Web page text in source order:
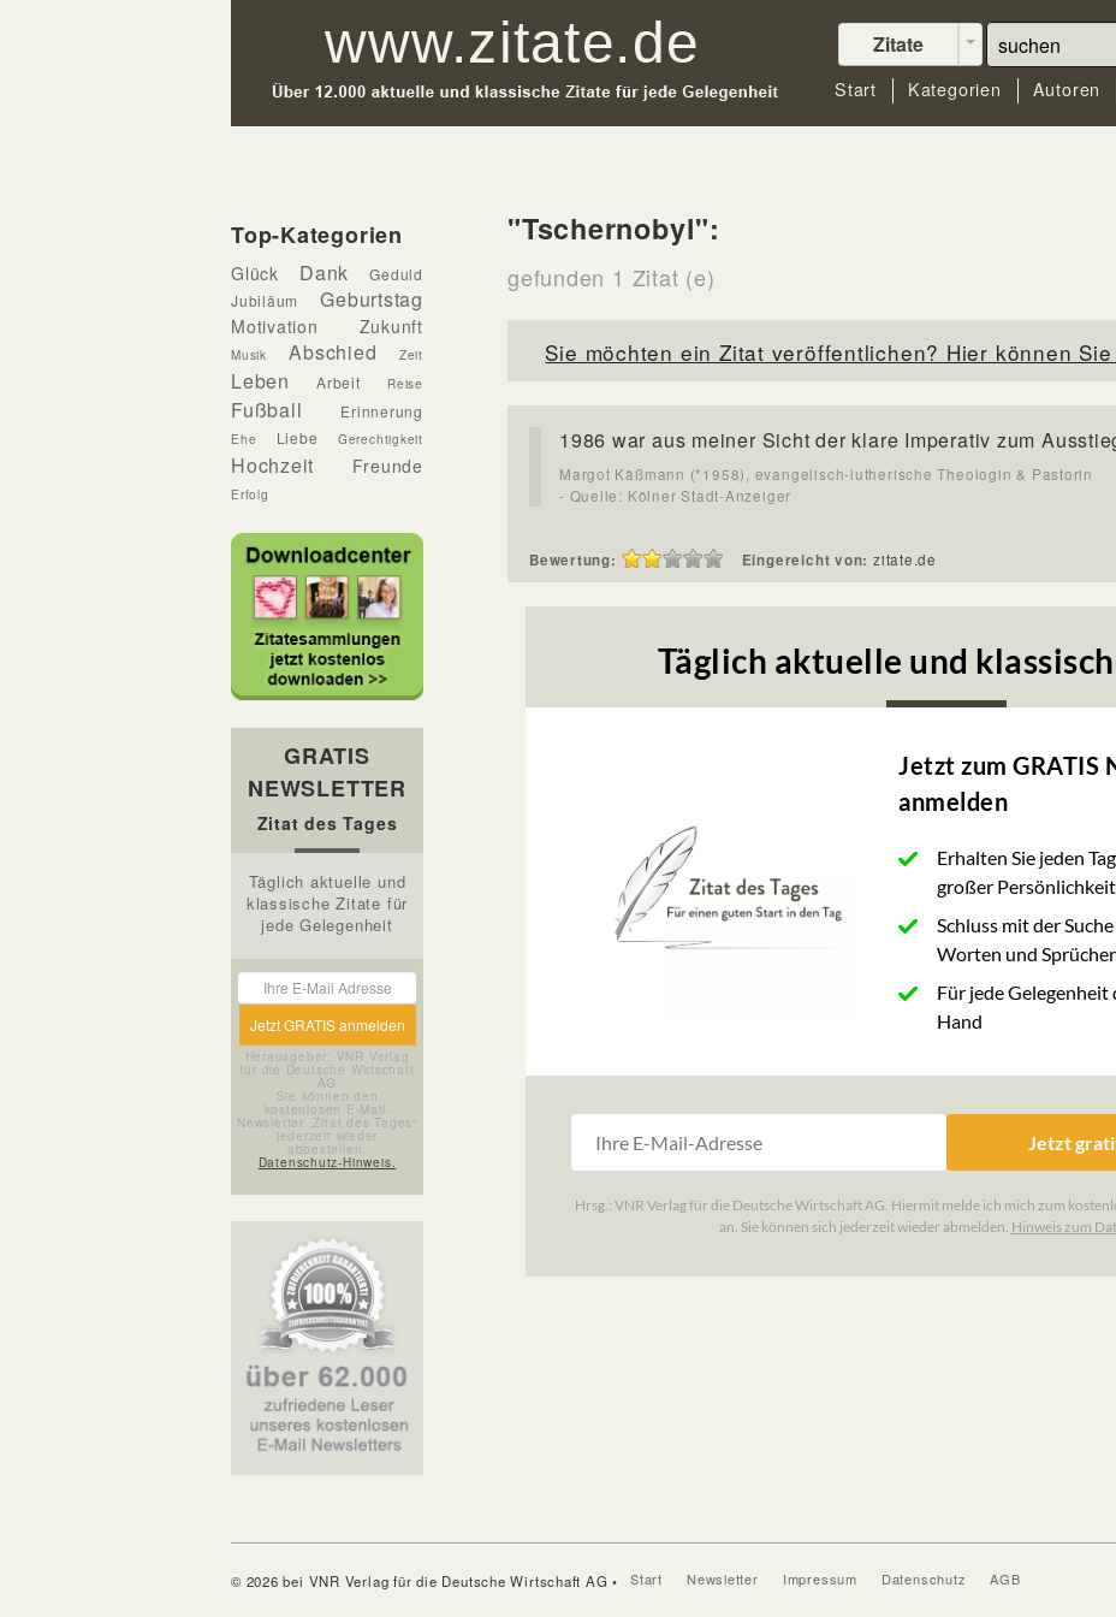
Zitate
Start Kategorien Autoren
Top-Kategorien
Glück Dank
Geduld
Jubiläum
Geburtstag
Motivation Zukunft
Musik Abschied Zeit
Leben Arbeit Reise
Fußball Erinnerung
Ehe Liebe Gerechtigkeit
Hochzeit Freunde
Erfolg
GRATIS
NEWSLETTER
Zitat des Tages
Täglich aktuelle und
klassische Zitate für
jede Gelegenheit
Herausgeber: VNR Verlag
für die Deutsche Wirtschaft
AG
Sie können den
kostenlosen E-Mail-
Newsletter „Zitat des Tages“
jederzeit wieder
abbestellen.
Datenschutz-Hinweis.
"Tschernobyl":
gefunden 1 Zitat (e)
Sie möchten ein Zitat veröffentlichen? Hier können
1986 war aus meiner Sicht der klare Imperativ zum
Margot Käßmann (*1958), evangelisch-lutherische Theologin & Pastorin
- Quelle: Kölner Stadt-Anzeiger
Bewertung: Eingereicht von: zitate.de
© 2026 bei VNR Verlag für die Deutsche Wirtschaft AG • Start Newsletter Impressum Datenschutz AGB